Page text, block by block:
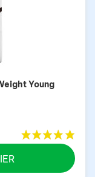
Young